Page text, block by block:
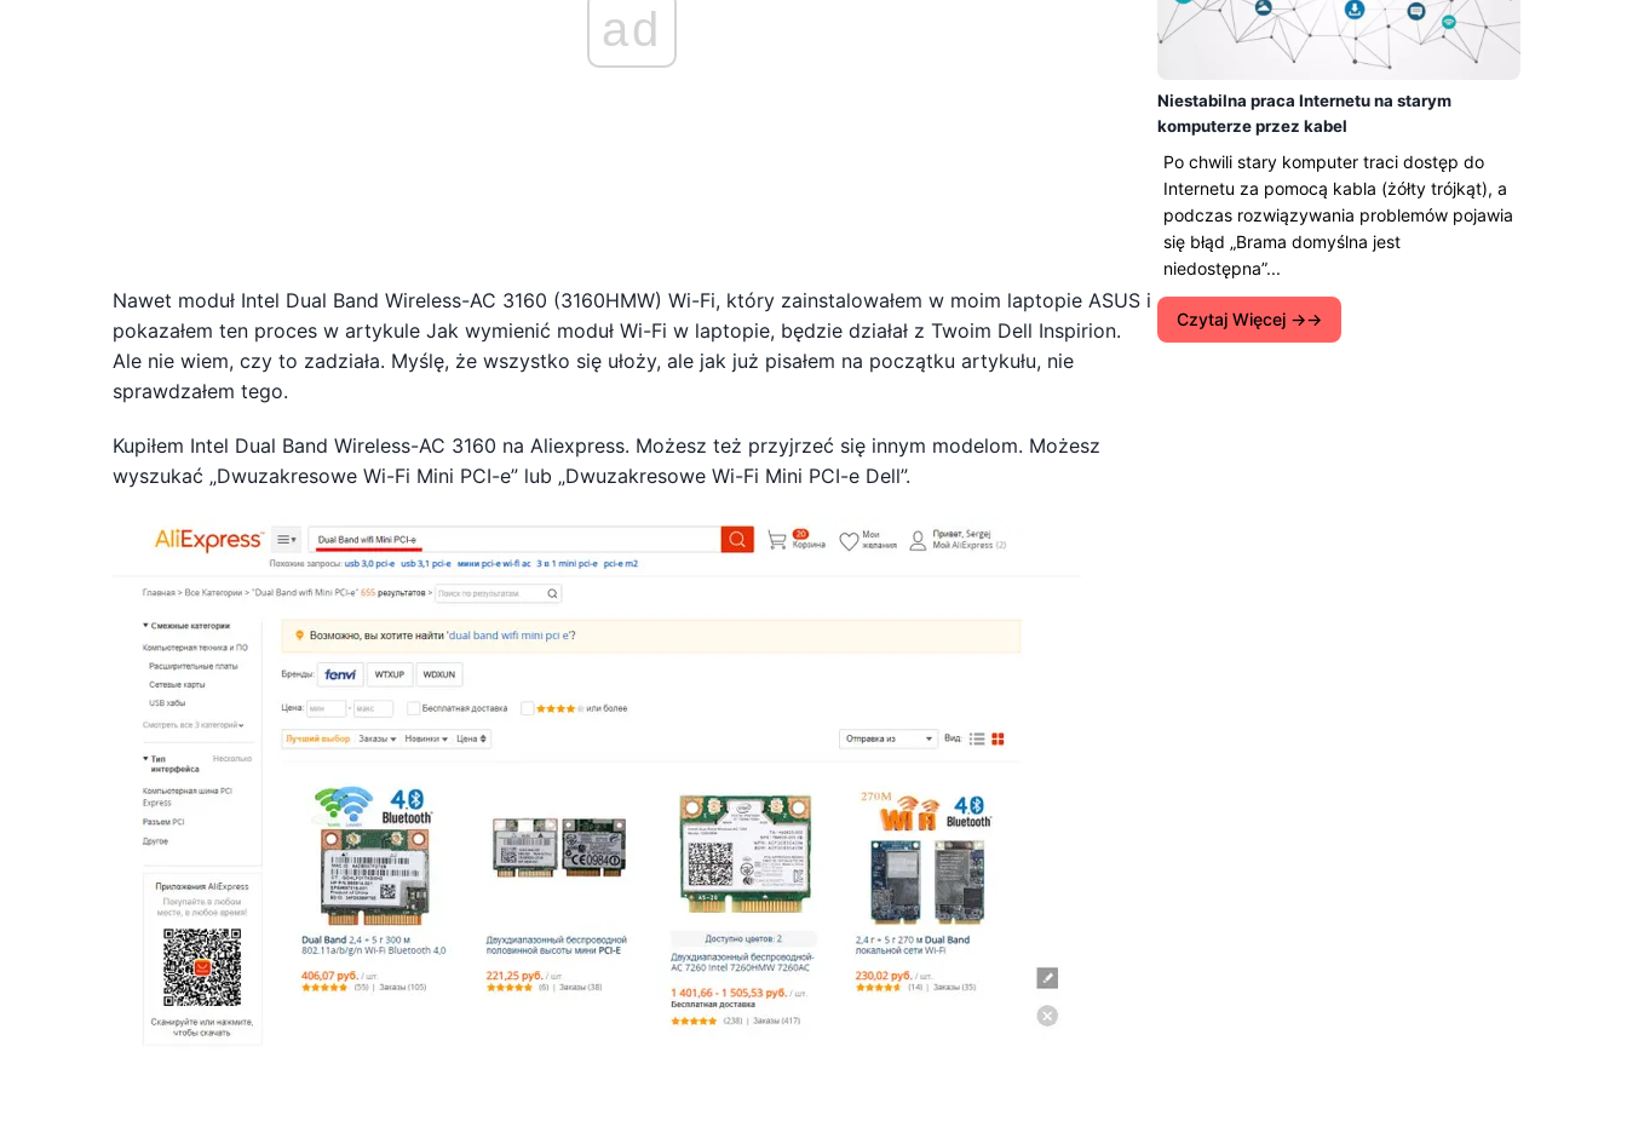
ad
Nawet moduł Intel Dual Band Wireless-AC 3160 (3160HMW) Wi-Fi, który zainstalowałem w moim laptopie ASUS i
pokazałem ten proces w artykule Jak wymienić moduł Wi-Fi w laptopie, będzie działał z Twoim Dell Inspirion.
Ale nie wiem, czy to zadziała. Myślę, że wszystko się ułoży, ale jak już pisałem na początku artykułu, nie
sprawdzałem tego.
Kupiłem Intel Dual Band Wireless-AC 3160 na Aliexpress. Możesz też przyjrzeć się innym modelom. Możesz
wyszukać „Dwuzakresowe Wi-Fi Mini PCI-e” lub „Dwuzakresowe Wi-Fi Mini PCI-e Dell”.
Niestabilna praca Internetu na starym
komputerze przez kabel
Po chwili stary komputer traci dostęp do
Internetu za pomocą kabla (żółty trójkąt), a
podczas rozwiązywania problemów pojawia
się błąd „Brama domyślna jest
niedostępna”...
Czytaj Więcej →